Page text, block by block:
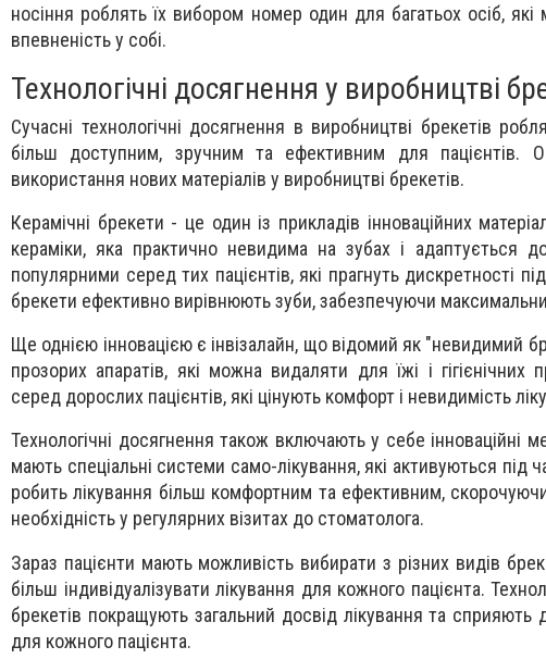
носіння роблять їх вибором номер один для багатьох осіб,
впевненість у собі.
Технологічні досягнення у виробництві
Сучасні технологічні досягнення в виробництві брекетів
більш доступним, зручним та ефективним для пацієнтів.
використання нових матеріалів у виробництві брекетів.
Керамічні брекети - це один із прикладів інноваційних
кераміки, яка практично невидима на зубах і адаптується
популярними серед тих пацієнтів, які прагнуть дискретності
брекети ефективно вирівнюють зуби, забезпечуючи
Ще однією інновацією є інвізалайн, що відомий як "невидимий
прозорих апаратів, які можна видаляти для їжі і гігієнічних
серед дорослих пацієнтів, які цінують комфорт і невидимість
Технологічні досягнення також включають у себе інноваційні
мають спеціальні системи само-лікування, які активуються
робить лікування більш комфортним та ефективним,
необхідність у регулярних візитах до стоматолога.
Зараз пацієнти мають можливість вибирати з різних видів
більш індивідуалізувати лікування для кожного пацієнта.
брекетів покращують загальний досвід лікування та сприяють
для кожного пацієнта.